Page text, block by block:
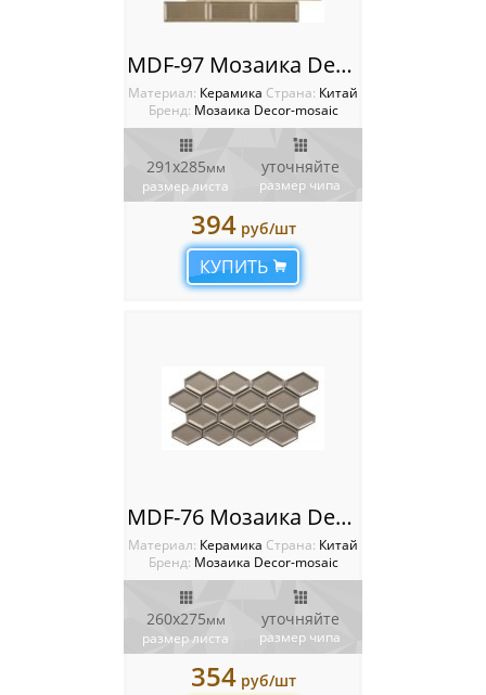
MDF-97 Мозаика Decor-mosaic
Материал: Керамика Cтрана: Китай
Бренд: Мозаика Decor-mosaic
291х285мм
размер листа
уточняйте
размер чипа
394руб/шт
КУПИТЬ
MDF-76 Мозаика Decor-mosaic
Материал: Керамика Cтрана: Китай
Бренд: Мозаика Decor-mosaic
260x275мм
размер листа
уточняйте
размер чипа
354руб/шт